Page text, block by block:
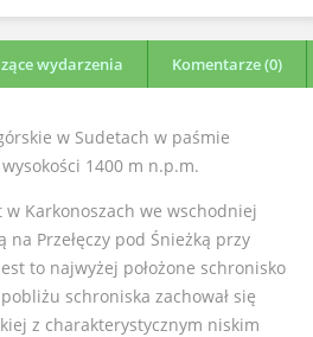
wydarzenia Komentarze (0)
w Sudetach w paśmie
1400 m n.p.m.
w Karkonoszach we wschodniej
na Przełęczy pod Śnieżką przy
to najwyżej położone schronisko
schroniska zachował się
z charakterystycznym niskim